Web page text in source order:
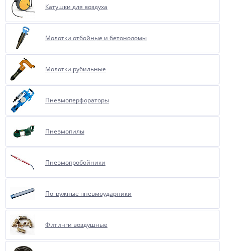
Катушки для воздуха
Молотки отбойные и бетоноломы
Молотки рубильные
Пневмоперфораторы
Пневмопилы
Пневмопробойники
Погружные пневмоударники
Фитинги воздушные